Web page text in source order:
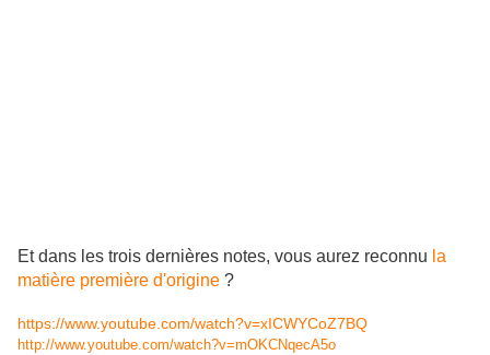
Et dans les trois dernières notes, vous aurez reconnu la
matière première d'origine ?
https://www.youtube.com/watch?v=xICWYCoZ7BQ
http://www.youtube.com/watch?v=mOKCNqecA5o